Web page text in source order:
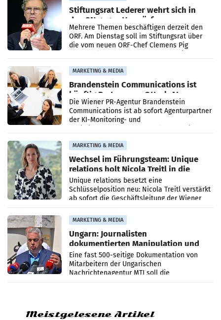
Stiftungsrat Lederer wehrt sich in
den SN gegen Vorwürfe
Mehrere Themen beschäftigen derzeit den
ORF. Am Dienstag soll im Stiftungsrat über
die vom neuen ORF-Chef Clemens Pig
MARKETING & MEDIA
Brandenstein Communications ist
künftig Partner von OtterlyAI
Die Wiener PR-Agentur Brandenstein
Communications ist ab sofort Agenturpartner
der KI-Monitoring- und
MARKETING & MEDIA
Wechsel im Führungsteam: Unique
relations holt Nicola Treitl in die
Geschäftsleitung
Unique relations besetzt eine
Schlüsselposition neu: Nicola Treitl verstärkt
ab sofort die Geschäftsleitung der Wiener
PR-Agentur an der Seite von Josef Kalina und
Anna Kalina-Mahr.
MARKETING & MEDIA
Ungarn: Journalisten
dokumentierten Manipulation und
Zensur
Eine fast 500-seitige Dokumentation von
Mitarbeitern der Ungarischen
Nachrichtenagentur MTI soll die
systematische Nachrichten-Manipulation und
Meistgelesene Artikel